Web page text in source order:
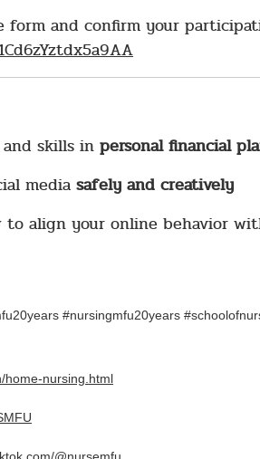
form and confirm your
skills in personal financial
media safely and creatively
to align your online behavior
#nursingmfu20years
home-nursing.html